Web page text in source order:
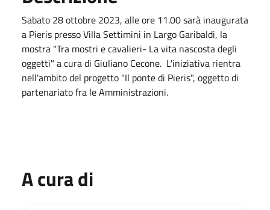
Sabato 28 ottobre 2023, alle ore 11.00 sarà inaugurata
a Pieris presso Villa Settimini in Largo Garibaldi, la
mostra "Tra mostri e cavalieri- La vita nascosta degli
oggetti" a cura di Giuliano Cecone. L'iniziativa rientra
nell'ambito del progetto "Il ponte di Pieris", oggetto di
partenariato fra le Amministrazioni.
A cura di